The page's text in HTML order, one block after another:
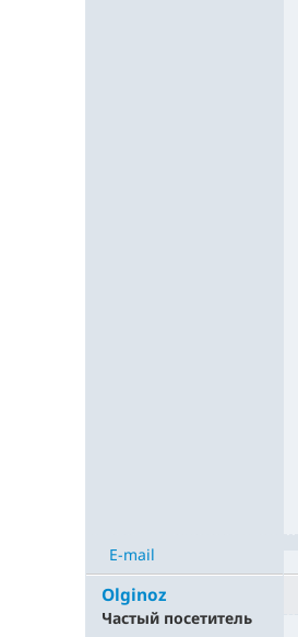
E-mail
Olginoz
Частый посетитель